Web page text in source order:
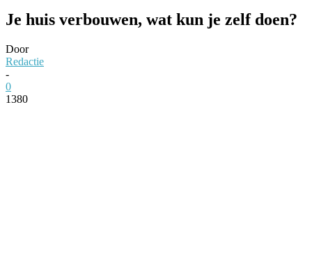
Je huis verbouwen, wat kun je zelf doen?
Door
Redactie
-
0
1380